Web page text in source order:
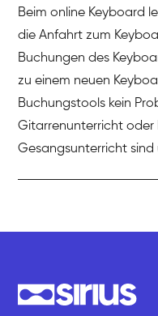
Beim online Keyboard
die Anfahrt zum
Buchungen des
zu einem neuen
Buchungstools kein
Gitarrenunterricht oder
Gesangsunterricht